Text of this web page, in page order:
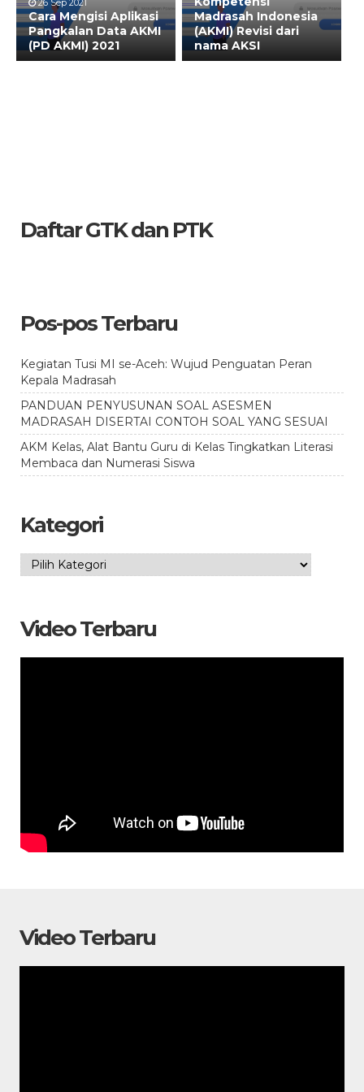
26 Sep 2021
Cara Mengisi Aplikasi
Pangkalan Data AKMI
(PD AKMI) 2021
Madrasah Indonesia
(AKMI) Revisi dari
nama AKSI
Daftar GTK dan PTK
Pos-pos Terbaru
Kegiatan Tusi MI se-Aceh: Wujud Penguatan Peran
Kepala Madrasah
PANDUAN PENYUSUNAN SOAL ASESMEN
MADRASAH DISERTAI CONTOH SOAL YANG SESUAI
AKM Kelas, Alat Bantu Guru di Kelas Tingkatkan Literasi
Membaca dan Numerasi Siswa
Kategori
Kategori
Video Terbaru
Video Terbaru